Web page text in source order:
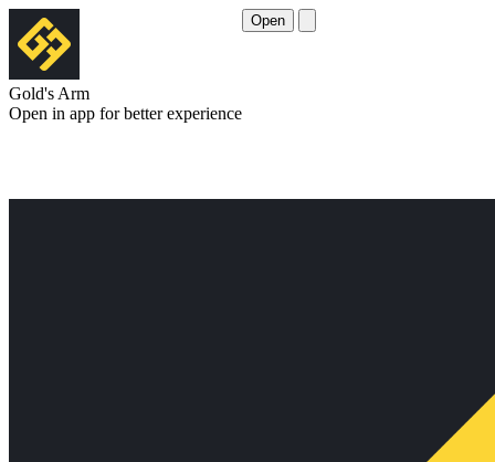
Gold's Arm
Open in app for better experience
Open